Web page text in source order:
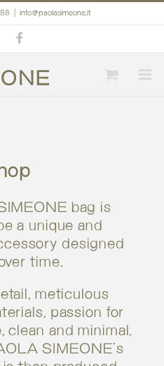
info@paolasimeone.it
bag is
a unique and
designed
time.
meticulous
passion for
clean and minimal,
SIMEONE's